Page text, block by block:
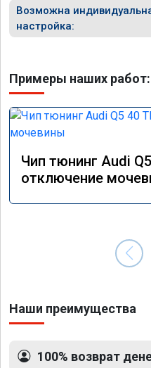
Возможна
настройка:
Примеры наших работ:
Чип тюнинг Audi
отключение
Наши преимущества
100% возврат